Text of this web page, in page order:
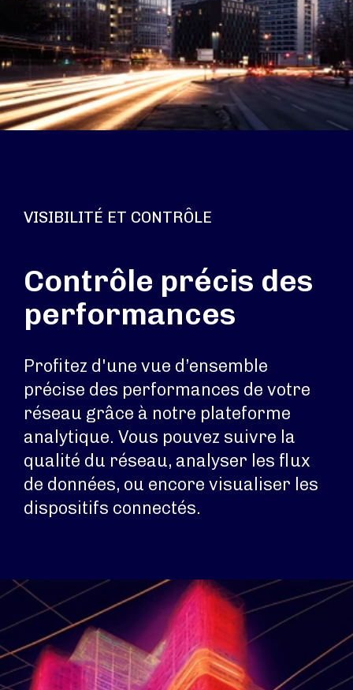
VISIBILITÉ ET CONTRÔLE
Contrôle précis des
performances
Profitez d'une vue d’ensemble
précise des performances de votre
réseau grâce à notre plateforme
analytique. Vous pouvez suivre la
qualité du réseau, analyser les flux
de données, ou encore visualiser les
dispositifs connectés.